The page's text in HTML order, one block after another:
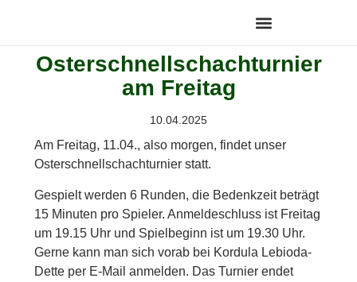
Osterschnellschachturnier
am Freitag
10.04.2025
Am Freitag, 11.04., also morgen, findet unser
Osterschnellschachturnier statt.
Gespielt werden 6 Runden, die Bedenkzeit beträgt
15 Minuten pro Spieler. Anmeldeschluss ist Freitag
um 19.15 Uhr und Spielbeginn ist um 19.30 Uhr.
Gerne kann man sich vorab bei Kordula Lebioda-
Dette per E-Mail anmelden. Das Turnier endet